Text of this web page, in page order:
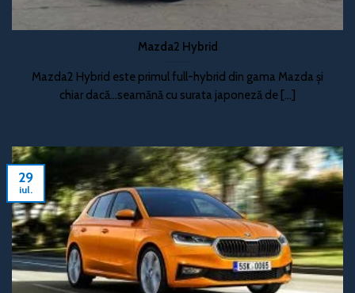
Mazda2 Hybrid
Mazda2 Hybrid este primul full-hybrid din gama Mazda și
chiar dacă...seamănă cu surata japoneză de [...]
29
iul.